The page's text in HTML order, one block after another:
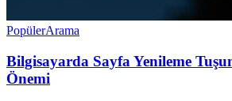
PopülerArama
Bilgisayarda Sayfa Yenileme
Önemi